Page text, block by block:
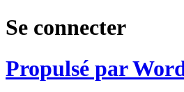
Se connecter
Propulsé par